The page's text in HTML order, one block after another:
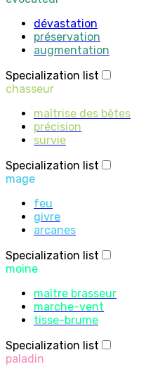
dévastation
préservation
augmentation
Specialization list
chasseur
maîtrise des bêtes
précision
survie
Specialization list
mage
feu
givre
arcanes
Specialization list
moine
maître brasseur
marche-vent
tisse-brume
Specialization list
paladin